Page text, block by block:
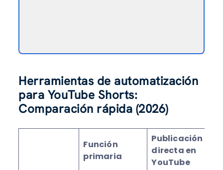
Herramientas de automatización
para YouTube Shorts:
Comparación rápida (2026)
Función
primaria
Publicación
directa en
YouTube